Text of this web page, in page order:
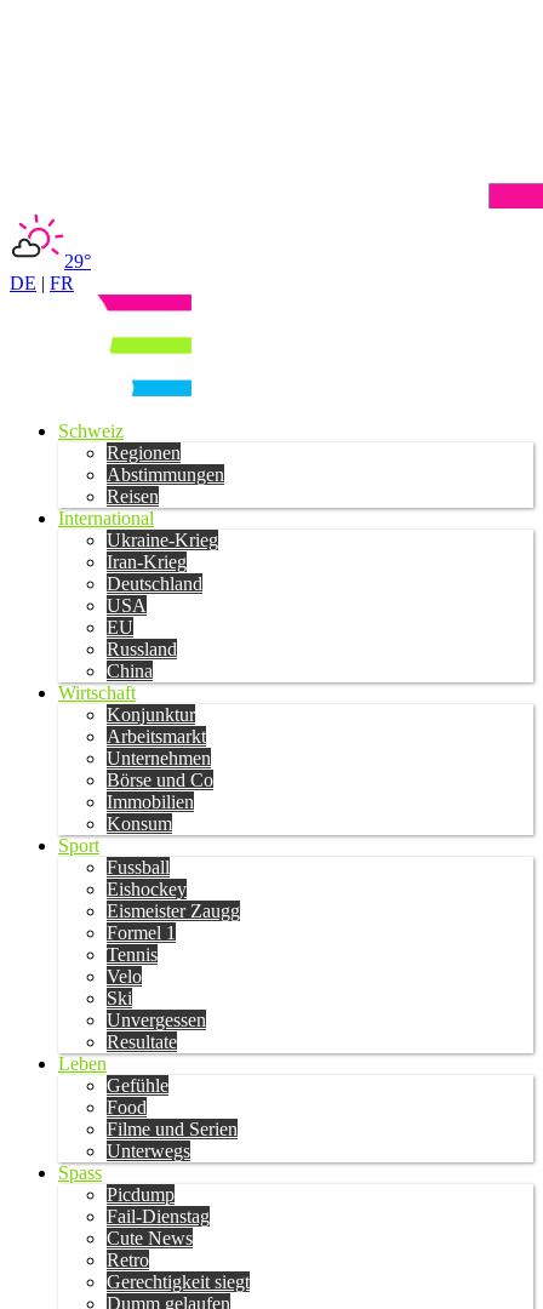
29°
DE | FR
Schweiz
Regionen
Abstimmungen
Reisen
International
Ukraine-Krieg
Iran-Krieg
Deutschland
USA
EU
Russland
China
Wirtschaft
Konjunktur
Arbeitsmarkt
Unternehmen
Börse und Co
Immobilien
Konsum
Sport
Fussball
Eishockey
Eismeister Zaugg
Formel 1
Tennis
Velo
Ski
Unvergessen
Resultate
Leben
Gefühle
Food
Filme und Serien
Unterwegs
Spass
Picdump
Fail-Dienstag
Cute News
Retro
Gerechtigkeit siegt
Dumm gelaufen